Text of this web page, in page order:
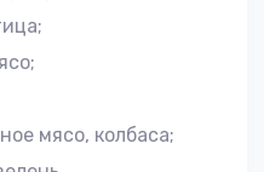
мясо, колбаса;